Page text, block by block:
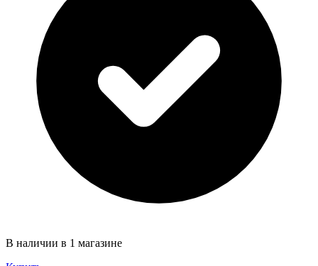
В наличии в 1 магазине